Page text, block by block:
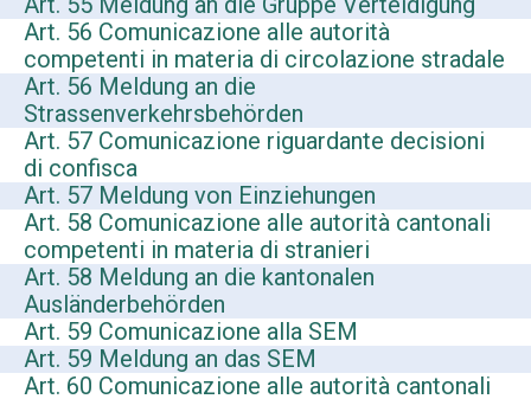
Art. 56 Comunicazione alle autorità
competenti in materia di circolazione stradale
Art. 56 Meldung an die
Strassenverkehrsbehörden
Art. 57 Comunicazione riguardante decisioni
di confisca
Art. 57 Meldung von Einziehungen
Art. 58 Comunicazione alle autorità cantonali
competenti in materia di stranieri
Art. 58 Meldung an die kantonalen
Ausländerbehörden
Art. 59 Comunicazione alla SEM
Art. 59 Meldung an das SEM
Art. 60 Comunicazione alle autorità cantonali